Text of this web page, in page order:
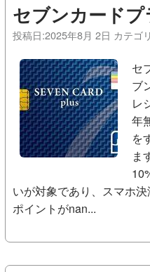
セブンカード
投稿日:2025年8月 2日 カテゴ
セ
ブ
レ
年
を
ま
いが対象であり、スマホ
ポイントがnan...